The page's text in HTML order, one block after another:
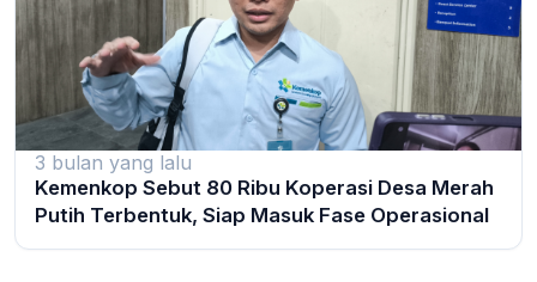
3 bulan yang lalu
Kemenkop Sebut 80 Ribu Koperasi Desa Merah
Putih Terbentuk, Siap Masuk Fase Operasional